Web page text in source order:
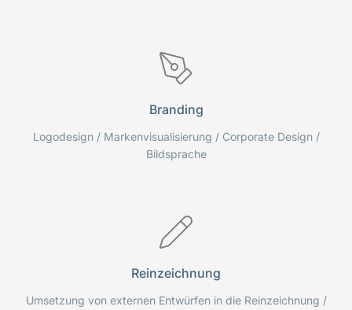
Branding
Logodesign / Markenvisualisierung / Corporate Design /
Bildsprache
Reinzeichnung
Umsetzung von externen Entwürfen in die Reinzeichnung /